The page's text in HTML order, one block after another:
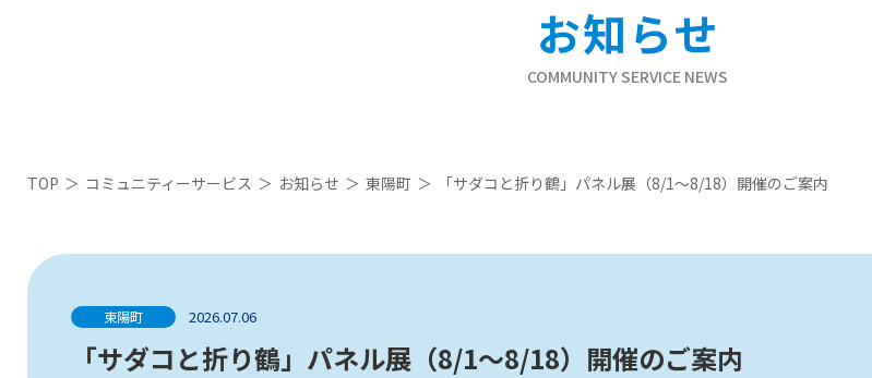
お知らせ
COMMUNITY SERVICE NEWS
TOP ＞ コミュニティーサービス ＞ お知らせ ＞ 東陽町 ＞ 「サダコと折り鶴」パネル展（8/1～8/18）開催のご案内
東陽町 2026.07.06
「サダコと折り鶴」パネル展（8/1～8/18）開催のご案内